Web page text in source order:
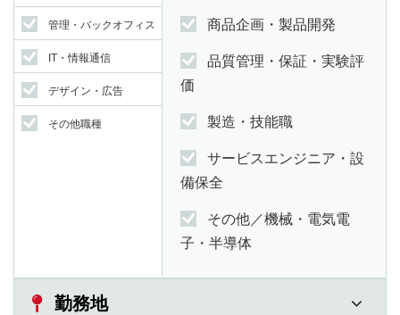
管理・バックオフィス
IT・情報通信
デザイン・広告
その他職種
商品企画・製品開発
品質管理・保証・実験評
価
製造・技能職
サービスエンジニア・設
備保全
その他／機械・電気電
子・半導体
勤務地